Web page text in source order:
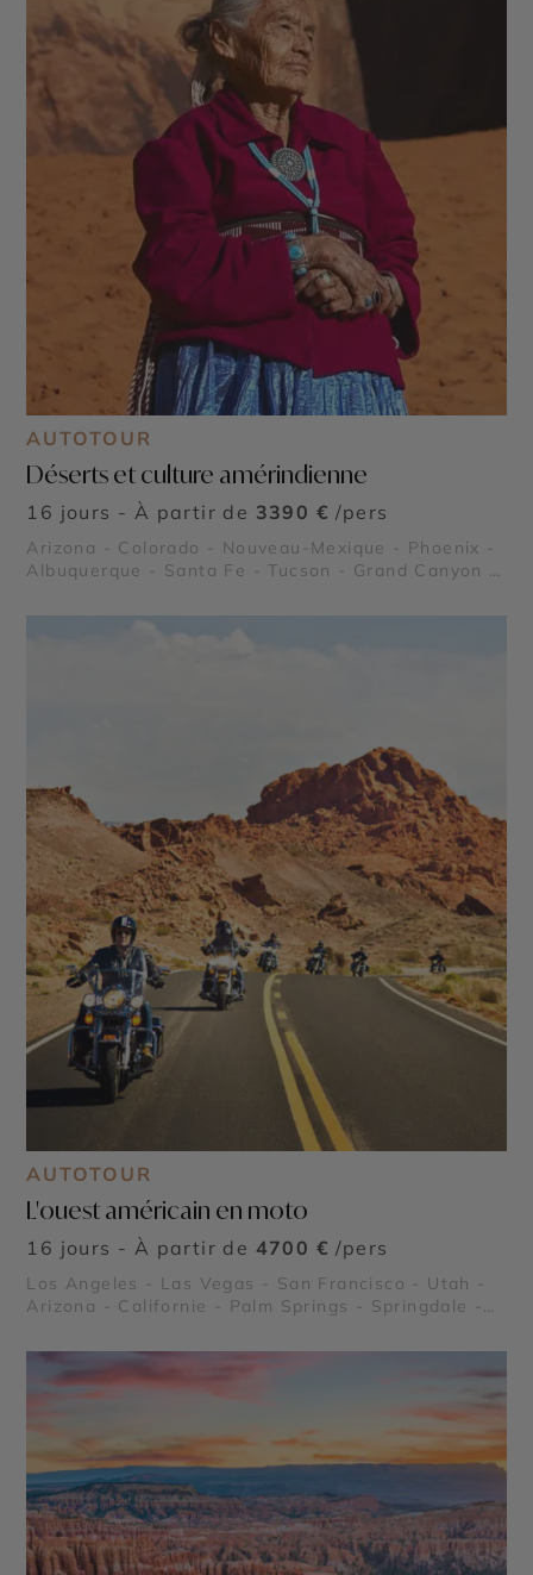
AUTOTOUR
Déserts et culture amérindienne
16 jours - À partir de 3390 € /pers
Arizona - Colorado - Nouveau-Mexique - Phoenix -
Albuquerque - Santa Fe - Tucson - Grand Canyon -
Parc National de White Sands
AUTOTOUR
L'ouest américain en moto
16 jours - À partir de 4700 € /pers
Los Angeles - Las Vegas - San Francisco - Utah -
Arizona - Californie - Palm Springs - Springdale -
- Lake Powell - Joshua Tree - Route 66 - Kingman
en Arizona - Alcatraz - Route panoramique
Highway 1 - Parc National de Zion